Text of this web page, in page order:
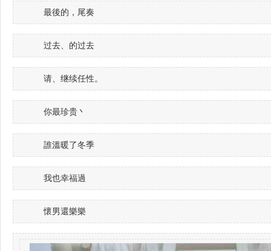
最後的，尾奏
过去、的过去
请、继续任性。
你最珍贵丶
誰溫暖了冬季
我也幸福過
懷男還樂樂